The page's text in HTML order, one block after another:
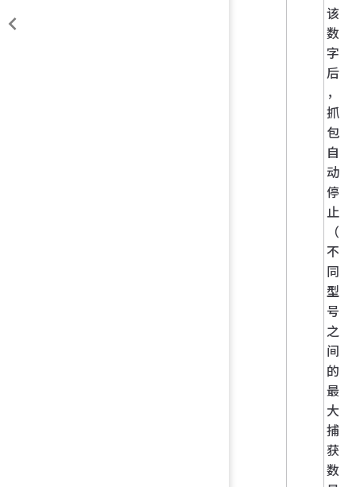
该
数
字
后
，
抓
包
自
动
停
止
（
不
同
型
号
之
间
的
最
大
捕
获
数